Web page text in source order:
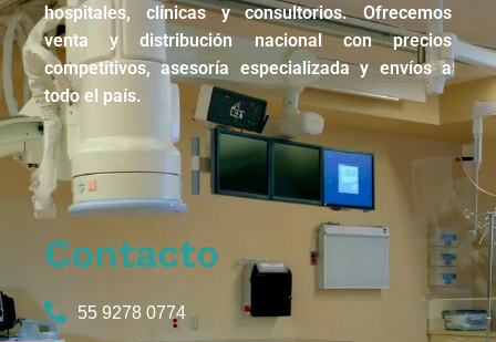
hospitales, clínicas y consultorios. Ofrecemos
venta y distribución nacional con precios
competitivos, asesoría especializada y envíos a
todo el país.
Contacto
55 9278 0774